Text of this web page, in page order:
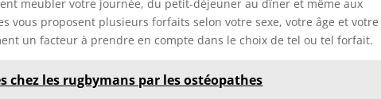
meubler votre journée, du petit-déjeuner au dîner et même aux
vous proposent plusieurs forfaits selon votre sexe, votre âge et
un facteur à prendre en compte dans le choix de tel ou tel forfait.
chez les rugbymans par les ostéopathes